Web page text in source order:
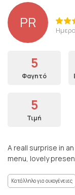
PR
5
Φαγητό
5
Τιμή
A reall surprise in
menu, lovely
Κατάλληλο για οικογένειες